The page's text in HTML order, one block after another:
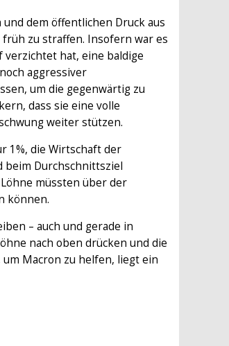
dem öffentlichen Druck aus
zu straffen. Insofern war es
verzichtet hat, eine baldige
aggressiver
um die gegenwärtig zu
dass sie eine volle
weiter stützen.
1%, die Wirtschaft der
beim Durchschnittsziel
müssten über der
können.
– auch und gerade in
nach oben drücken und die
Macron zu helfen, liegt ein